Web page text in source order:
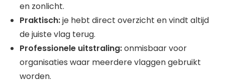
en zonlicht.
Praktisch:je hebt direct overzicht en vindt altijd
de juiste vlag terug.
Professionele uitstraling:onmisbaar voor
organisaties waar meerdere vlaggen gebruikt
worden.